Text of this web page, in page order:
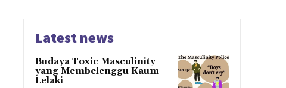
Latest news
Budaya Toxic Masculinity
yang Membelenggu Kaum
Lelaki